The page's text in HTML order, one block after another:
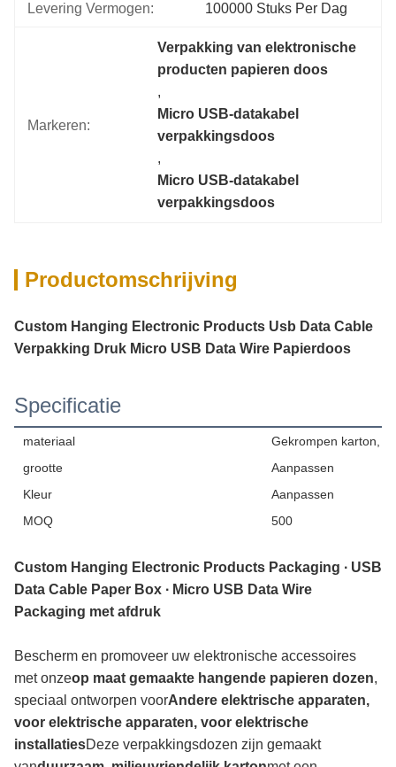
Levering Vermogen: 100000 Stuks Per Dag
Markeren:
Verpakking van elektronische
producten papieren doos
,
Micro USB-datakabel
verpakkingsdoos
,
Micro USB-datakabel
verpakkingsdoos
Productomschrijving
Custom Hanging Electronic Products Usb Data Cable
Verpakking Druk Micro USB Data Wire Papierdoos
Specificatie
materiaal
Gekrompen karton,
grootte
Aanpassen
Kleur
Aanpassen
MOQ
500
Custom Hanging Electronic Products Packaging ∙ USB
Data Cable Paper Box ∙ Micro USB Data Wire
Packaging met afdruk
Bescherm en promoveer uw elektronische accessoires
met onzeop maat gemaakte hangende papieren dozen,
speciaal ontworpen voorAndere elektrische apparaten,
voor elektrische apparaten, voor elektrische
installatiesDeze verpakkingsdozen zijn gemaakt